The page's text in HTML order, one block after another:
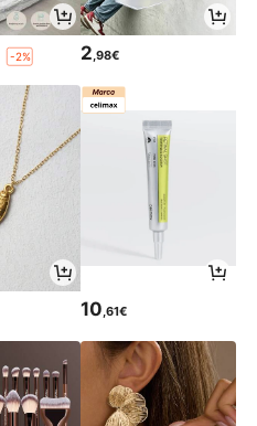
-2% 2,98€
10,61€